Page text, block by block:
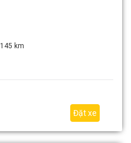
145 km
Đặt xe